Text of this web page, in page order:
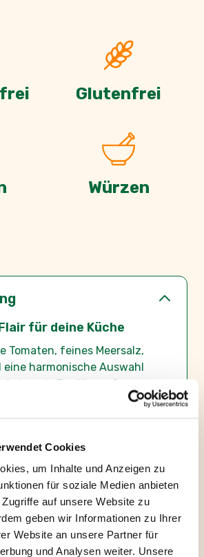
Cookies
um Inhalte und Anzeigen zu
für soziale Medien anbieten
auf unsere Website zu
geben wir Informationen zu Ihrer
Website an unsere Partner für
und Analysen weiter. Unsere
Glutenfrei
Würzen
für deine Küche
Tomaten, feines Meersalz,
eine harmonische Auswahl
wie Basilikum, Oregano
Diese Gewürzmischung bringt
Sonne und Urlaubsfeeling auf
abgestimmt, verzichtet sie
Bestandteile sowie
Zusatzstoffe.
erfrischender
Salat oder knusprige
Gewürztalent ist das i-
Klassiker. Doch